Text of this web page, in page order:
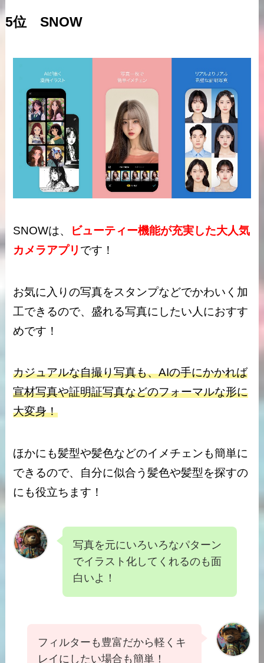
5位 SNOW
SNOWは、
ビューティー機能が充実した大人気
カメラアプリ です！
お気に入りの写真をスタンプなどでかわいく加
工できるので、盛れる写真にしたい人におすす
めです！
カジュアルな自撮り写真も、AIの手にかかれば
宣材写真や証明証写真などのフォーマルな形に
大変身！
ほかにも髪型や髪色などのイメチェンも簡単に
できるので、自分に似合う髪色や髪型を探すの
にも役立ちます！
写真を元にいろいろなパターン
でイラスト化してくれるのも面
白いよ！
フィルターも豊富だから軽くキ
レイにしたい場合も簡単！